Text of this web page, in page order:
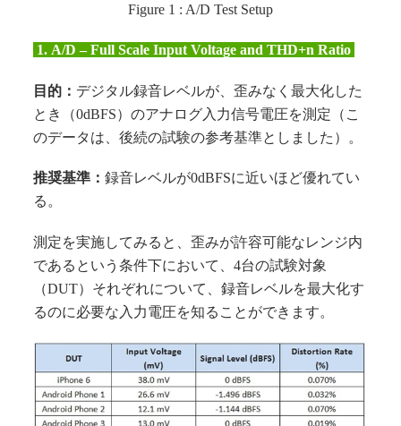
Figure 1 : A/D Test Setup
1. A/D – Full Scale Input Voltage and THD+n Ratio
目的： デジタル録音レベルが、歪みなく最大化した
とき（0dBFS）のアナログ入力信号電圧を測定（こ
のデータは、後続の試験の参考基準としました）。
推奨基準：録音レベルが0dBFSに近いほど優れてい
る。
測定を実施してみると、歪みが許容可能なレンジ内
であるという条件下において、4台の試験対象
（DUT）それぞれについて、録音レベルを最大化す
るのに必要な入力電圧を知ることができます。